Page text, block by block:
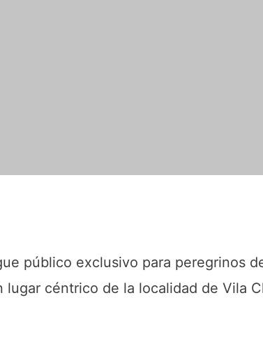
público exclusivo para peregrinos
lugar céntrico de la localidad de Vila